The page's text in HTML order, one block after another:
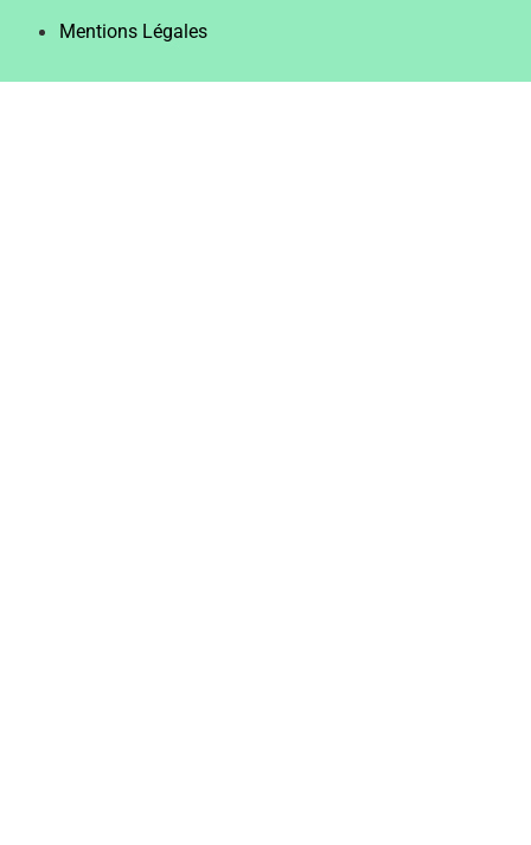
Mentions Légales